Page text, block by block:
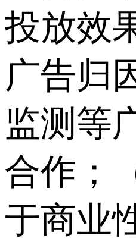
投放效
广告归
监测等
合作；
于商业